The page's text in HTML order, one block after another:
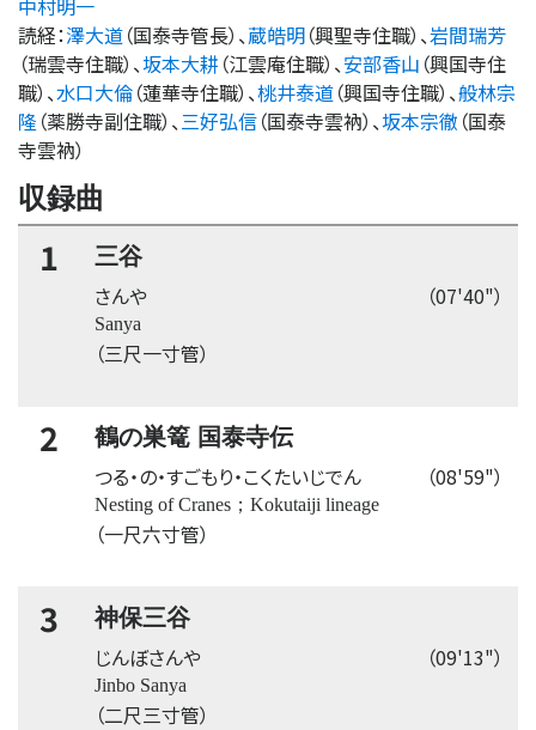
読経：澤大道（国泰寺管長）、蔵皓明（興聖寺住職）、岩間瑞芳
（瑞雲寺住職）、坂本大耕 （江雲庵住職）、安部香山 （興国寺住
職）、水口大倫（蓮華寺住職）、桃井泰道（興国寺住職）、般林宗
隆 （薬勝寺副住職）、 三好弘信（国泰寺雲衲）、坂本宗徹 （国泰
寺雲衲）
収録曲
1 三谷
（07'40"）
さんや
Sanya
（三尺一寸管）
2 鶴の巣篭 国泰寺伝
（08'59"）
つる・の・すごもり・こくたいじでん
Nesting of Cranes；Kokutaiji lineage
（一尺六寸管）
3 神保三谷
（09'13"）
じんぼさんや
Jinbo Sanya
（二尺三寸管）